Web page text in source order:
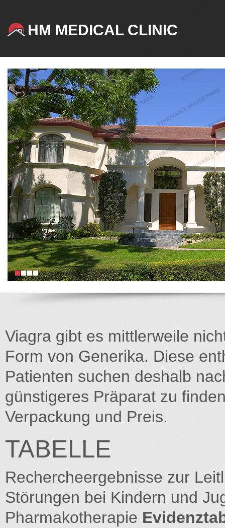
HM MEDICAL CLINIC
Viagra gibt es mittlerweile
Form von Generika. Diese
Patienten suchen deshalb
günstigeres Präparat zu
Verpackung und Preis.
TABELLE
Rechercheergebnisse zur
Störungen bei Kindern und
Pharmakotherapie